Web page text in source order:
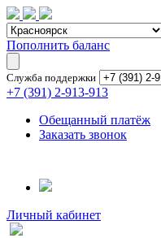
Пополнить баланс
Служба поддержки
+7 (391) 2-913-913
Обещанный платёж
Заказать звонок
Личный кабинет